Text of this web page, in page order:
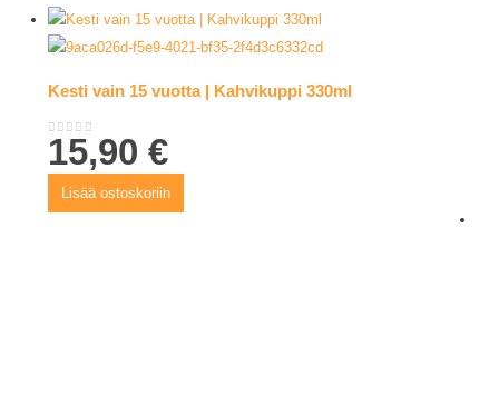
Kesti vain 15 vuotta | Kahvikuppi 330ml
0out of 5
15,90€
Lisää ostoskoriin